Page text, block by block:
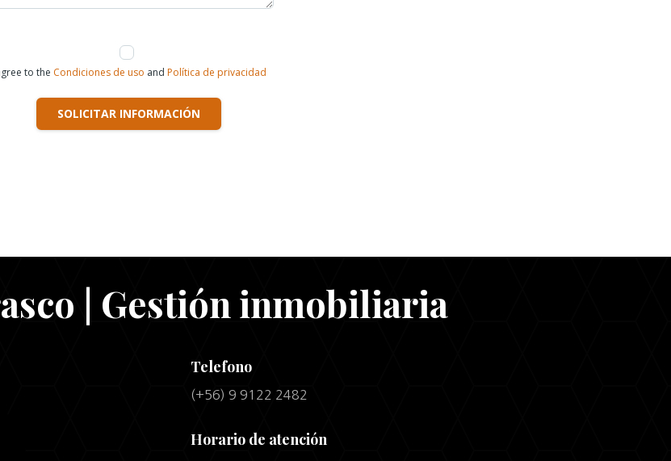
to the Condiciones de uso and Política de privacidad
SOLICITAR INFORMACIÓN
| Gestión inmobiliaria
Telefono
(+56) 9 9122 2482
Horario de atención